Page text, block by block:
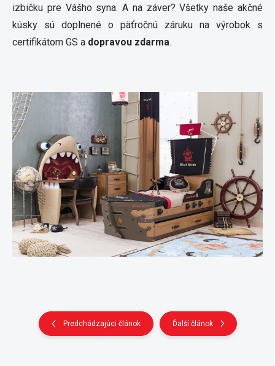
izbičku pre Vášho syna. A na záver? Všetky naše akčné
kúsky sú doplnené o päťročnú záruku na výrobok s
certifikátom GS a dopravou zdarma.
Predchádzajúci článok Ďalší článok